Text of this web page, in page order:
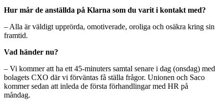
Hur mår de anställda på Klarna som du varit i kontakt med?
– Alla är väldigt upprörda, omotiverade, oroliga och osäkra kring sin
framtid.
Vad händer nu?
– Vi kommer att ha ett 45-minuters samtal senare i dag (onsdag) med
bolagets CXO där vi förväntas få ställa frågor. Unionen och Saco
kommer sedan att inleda de första förhandlingar med HR på
måndag.